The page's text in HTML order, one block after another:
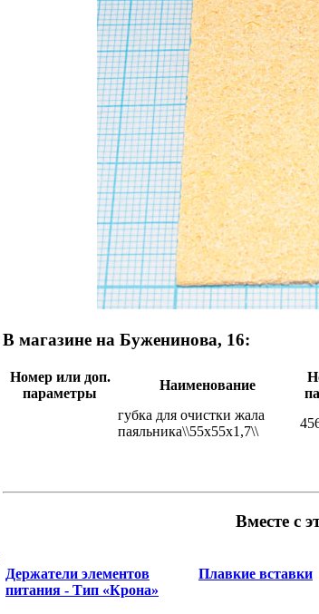
В магазине на Буженинова, 16:
Номер или доп.
параметры
Наименование
губка для очистки жала
паяльника\\55x55x1,7\\
Вместе с
Держатели элементов
питания - Тип «Крона»
Плавкие вставки